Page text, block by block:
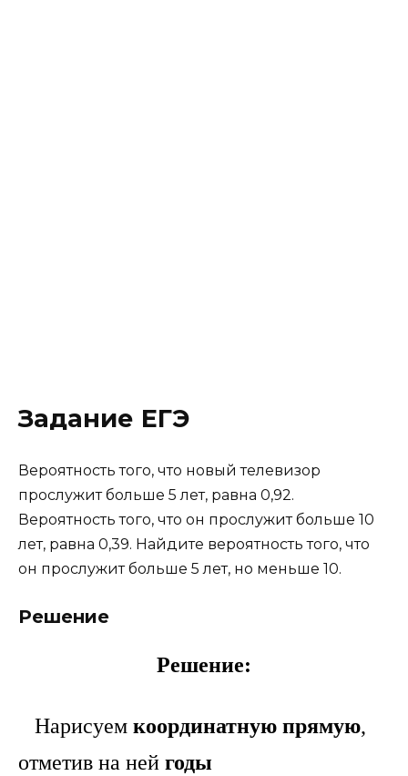
Задание ЕГЭ
Вероятность того, что новый телевизор
прослужит больше 5 лет, равна 0,92.
Вероятность того, что он прослужит больше 10
лет, равна 0,39. Найдите вероятность того, что
он прослужит больше 5 лет, но меньше 10.
Решение
Решение:
Нарисуем координатную прямую,
отметив на ней годы